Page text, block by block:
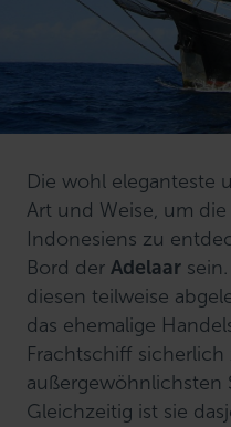
Die wohl eleganteste
Art und Weise, um
Indonesiens zu
Bord derAdelaar
diesen teilweise
das ehemalige
Frachtschiff
außergewöhnlichsten
Gleichzeitig ist sie